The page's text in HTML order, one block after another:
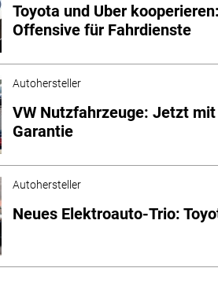
Toyota und Uber
Offensive für Fahrdienste
Autohersteller
VW Nutzfahrzeuge: Jetzt
Garantie
Autohersteller
Neues Elektroauto-Trio: